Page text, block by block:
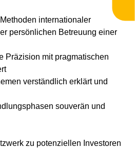
internationaler
persönlichen Betreuung einer
Präzision mit pragmatischen
verständlich erklärt und
souverän und
zu potenziellen Investoren